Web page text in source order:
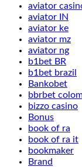
aviator
aviator IN
aviator ke
aviator mz
aviator ng
b1bet BR
b1bet brazil
Bankobet
bbrbet
bizzo casino
Bonus
book of ra
book of ra it
bookmaker
Brand